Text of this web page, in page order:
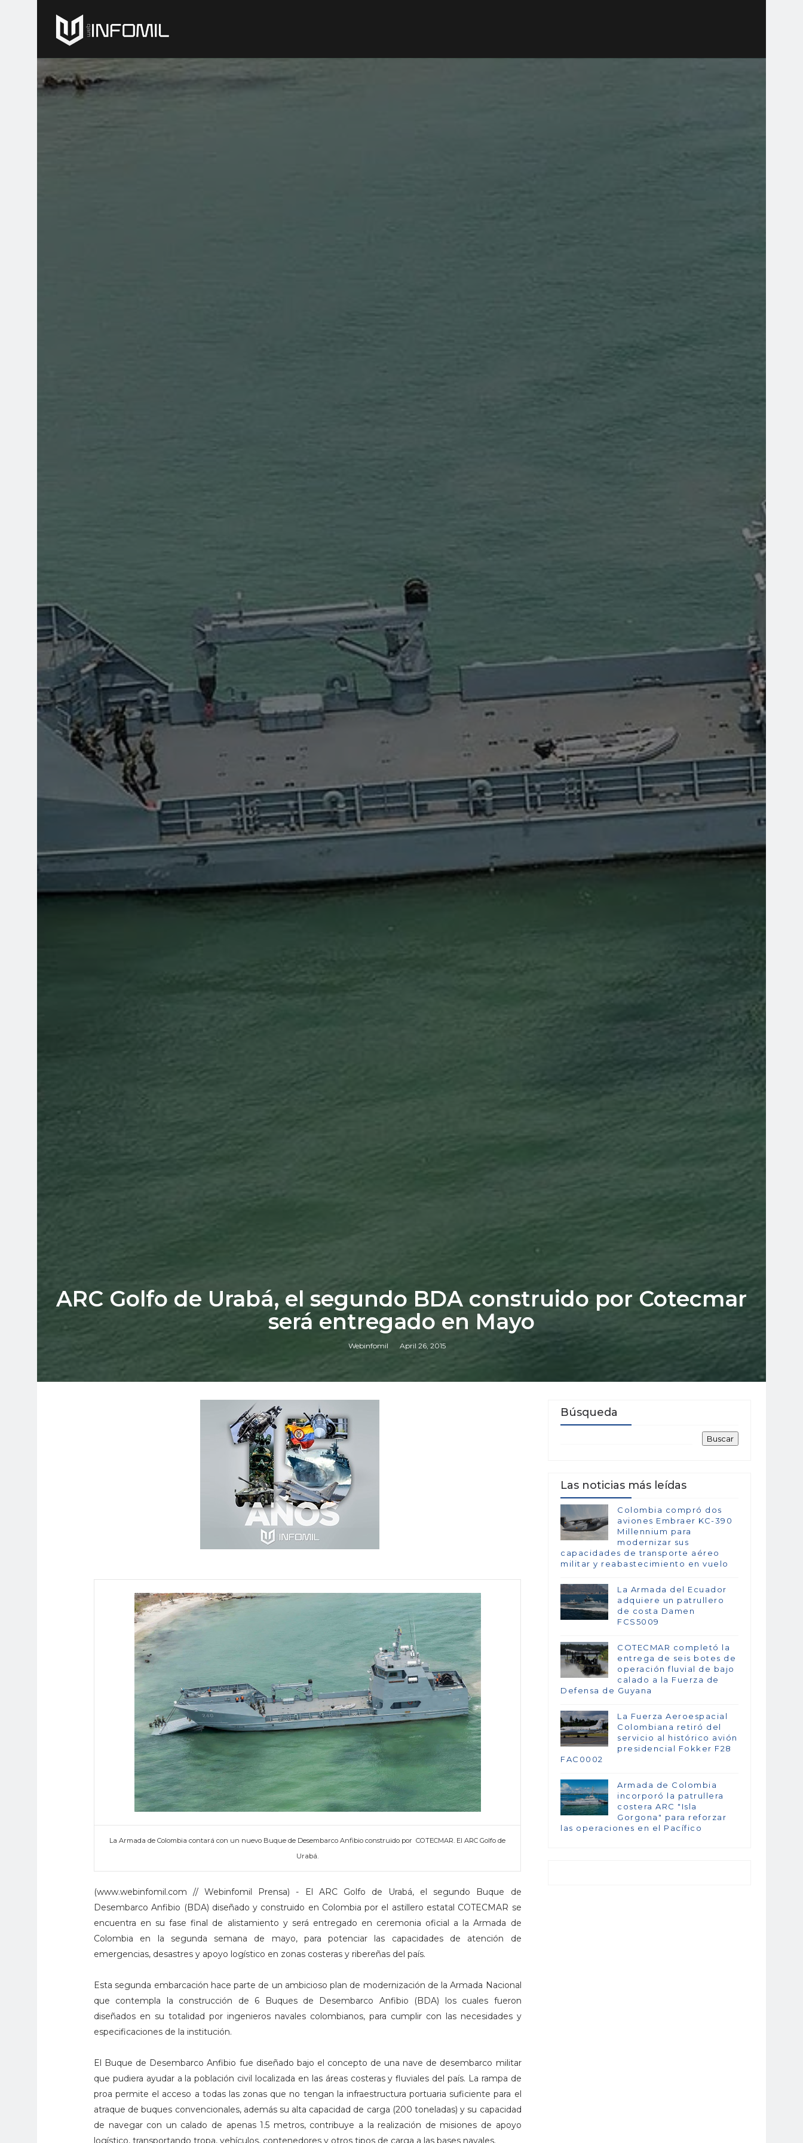
ARC Golfo de Urabá, el segundo BDA construido por Cotecmar
será entregado en Mayo
Webinfomil April 26, 2015
La Armada de Colombia contará con un nuevo Buque de Desembarco Anfibio construido por COTECMAR. El ARC Golfo de
Urabá.
(www.webinfomil.com // Webinfomil Prensa) - El ARC Golfo de Urabá, el segundo Buque de
Desembarco Anfibio (BDA) diseñado y construido en Colombia por el astillero estatal COTECMAR se
encuentra en su fase final de alistamiento y será entregado en ceremonia oficial a la Armada de
Colombia en la segunda semana de mayo, para potenciar las capacidades de atención de
emergencias, desastres y apoyo logístico en zonas costeras y ribereñas del país.
Esta segunda embarcación hace parte de un ambicioso plan de modernización de la Armada Nacional
que contempla la construcción de 6 Buques de Desembarco Anfibio (BDA) los cuales fueron
diseñados en su totalidad por ingenieros navales colombianos, para cumplir con las necesidades y
especificaciones de la institución.
El Buque de Desembarco Anfibio fue diseñado bajo el concepto de una nave de desembarco militar
que pudiera ayudar a la población civil localizada en las áreas costeras y fluviales del país. La rampa de
proa permite el acceso a todas las zonas que no tengan la infraestructura portuaria suficiente para el
atraque de buques convencionales, además su alta capacidad de carga (200 toneladas) y su capacidad
de navegar con un calado de apenas 1.5 metros, contribuye a la realización de misiones de apoyo
logístico, transportando tropa, vehículos, contenedores y otros tipos de carga a las bases navales.
Búsqueda
Las noticias más leídas
Colombia compró dos
aviones Embraer KC-390
Millennium para
modernizar sus
capacidades de transporte aéreo
militar y reabastecimiento en vuelo
La Armada del Ecuador
adquiere un patrullero
de costa Damen
FCS5009
COTECMAR completó la
entrega de seis botes de
operación fluvial de bajo
calado a la Fuerza de
Defensa de Guyana
La Fuerza Aeroespacial
Colombiana retiró del
servicio al histórico avión
presidencial Fokker F28
FAC0002
Armada de Colombia
incorporó la patrullera
costera ARC "Isla
Gorgona" para reforzar
las operaciones en el Pacífico